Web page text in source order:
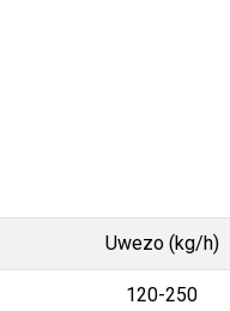
Uwezo (kg/h)
120-250